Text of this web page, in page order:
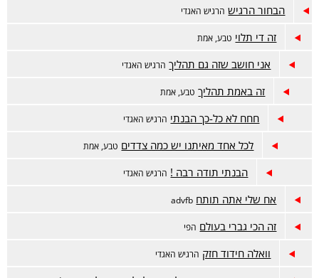
הבחור הרגיש הרגיש האגדי
זה די תלוי טבע, אמת
אני חושב שזה גם תהליך הרגיש האגדי
זה באמת תהליך טבע, אמת
חחח לא כל-כך הבנתי הרגיש האגדי
לכל אחד מאיתנו יש כמה צדדים טבע, אמת
הבנתי תודה רבה ! הרגיש האגדי
אח שלי אתה תותח advfb
זה הכי גברי בעולם הפי
וואלה חידוד חזק הרגיש האגדי